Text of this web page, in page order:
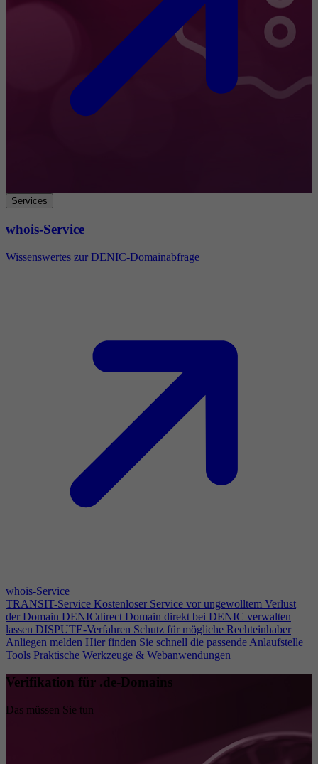
Services
whois-Service
Wissenswertes zur DENIC-Domainabfrage
whois-Service
TRANSIT-Service Kostenloser Service vor ungewolltem Verlust
der Domain DENICdirect Domain direkt bei DENIC verwalten
lassen DISPUTE-Verfahren Schutz für mögliche Rechteinhaber
Anliegen melden Hier finden Sie schnell die passende Anlaufstelle
Tools Praktische Werkzeuge & Webanwendungen
Verifikation für .de-Domains
Das müssen Sie tun